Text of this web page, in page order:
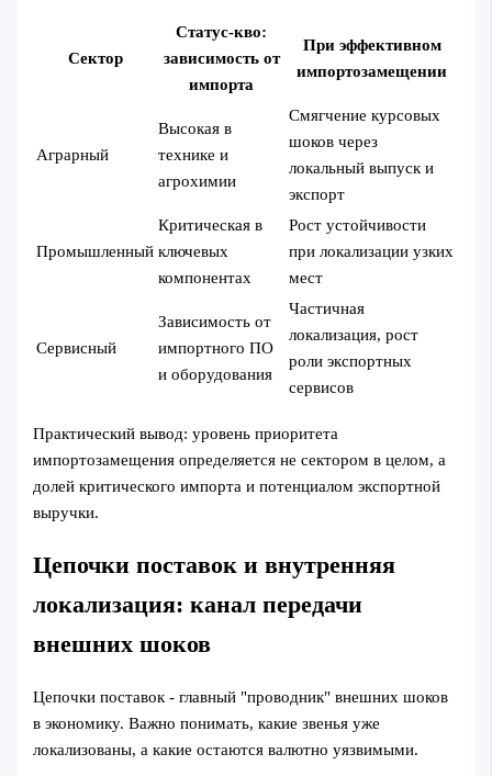
Сектор
Статус-кво:
зависимость от
импорта
При эффективном
импортозамещении
Аграрный
Высокая в
технике и
агрохимии
Смягчение курсовых
шоков через
локальный выпуск и
экспорт
Промышленный
Критическая в
ключевых
компонентах
Рост устойчивости
при локализации узких
мест
Сервисный
Зависимость от
импортного ПО
и оборудования
Частичная
локализация, рост
роли экспортных
сервисов
Практический вывод: уровень приоритета
импортозамещения определяется не сектором в целом, а
долей критического импорта и потенциалом экспортной
выручки.
Цепочки поставок и внутренняя
локализация: канал передачи
внешних шоков
Цепочки поставок - главный "проводник" внешних шоков
в экономику. Важно понимать, какие звенья уже
локализованы, а какие остаются валютно уязвимыми.